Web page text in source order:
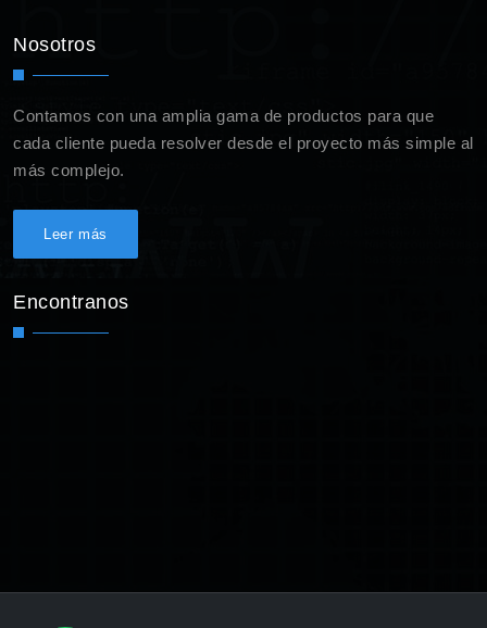
Nosotros
Contamos con una amplia gama de productos para que
cada cliente pueda resolver desde el proyecto más simple al
más complejo.
Leer más
Encontranos